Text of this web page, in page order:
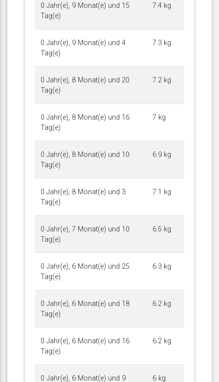
0 Jahr(e), 9 Monat(e) und 15
Tag(e)
7.4 kg
0 Jahr(e), 9 Monat(e) und 4
Tag(e)
7.3 kg
0 Jahr(e), 8 Monat(e) und 20
Tag(e)
7.2 kg
0 Jahr(e), 8 Monat(e) und 16
Tag(e)
7 kg
0 Jahr(e), 8 Monat(e) und 10
Tag(e)
6.9 kg
0 Jahr(e), 8 Monat(e) und 3
Tag(e)
7.1 kg
0 Jahr(e), 7 Monat(e) und 10
Tag(e)
6.5 kg
0 Jahr(e), 6 Monat(e) und 25
Tag(e)
6.3 kg
0 Jahr(e), 6 Monat(e) und 18
Tag(e)
6.2 kg
0 Jahr(e), 6 Monat(e) und 16
Tag(e)
6.2 kg
0 Jahr(e), 6 Monat(e) und 9
6 kg